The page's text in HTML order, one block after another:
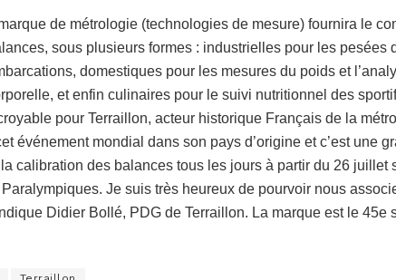
de métrologie (technologies de mesure) fournira le
sous plusieurs formes : industrielles pour les pesées
domestiques pour les mesures du poids et
et enfin culinaires pour le suivi nutritionnel des
pour Terraillon, acteur historique Français de la
événement mondial dans son pays d’origine et c’est une
calibration des balances tous les jours à partir du 26 juillet
Je suis très heureux de pourvoir nous
Didier Bollé, PDG de Terraillon. La marque est le 45e